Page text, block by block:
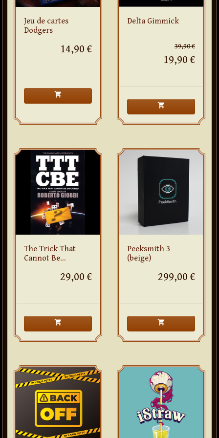
Jeu de cartes
Dodgers
14,90 €
shopping_cart
Delta Gimmick
39,90 €
19,90 €
shopping_cart
The Trick That
Cannot Be
29,00 €
shopping_cart
Peeksmith 3
(beige)
299,00 €
shopping_cart